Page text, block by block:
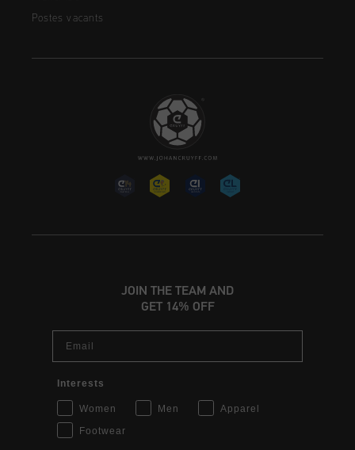
Postes vacants
JOIN THE TEAM AND
GET 14% OFF
Interests
Women Men
Apparel
Footwear